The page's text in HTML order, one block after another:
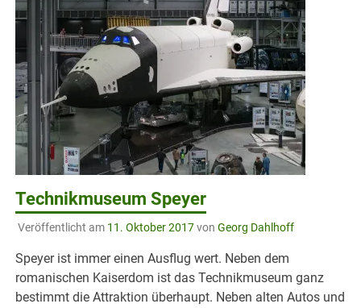
Technikmuseum Speyer
Veröffentlicht am 11. Oktober 2017von Georg Dahlhoff
Speyer ist immer einen Ausflug wert. Neben dem
romanischen Kaiserdom ist das Technikmuseum ganz
bestimmt die Attraktion überhaupt. Neben alten Autos und